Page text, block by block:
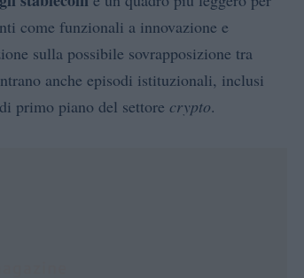
come funzionali a innovazione e
sulla possibile sovrapposizione tra
anche episodi istituzionali, inclusi
primo piano del settore crypto.